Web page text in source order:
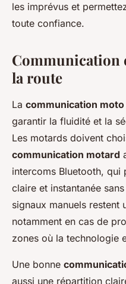
les imprévus et
toute confiance.
Communication
la route
La communication
garantir la fluidité et la
Les motards doivent
communication motard
intercoms Bluetooth, qui
claire et instantanée
signaux manuels restent
notamment en cas de
zones où la technologie
Une bonne
aussi une répartition